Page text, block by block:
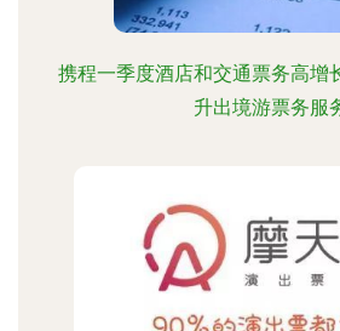
携程一季度酒店和交通票务高增
升出境游票务服